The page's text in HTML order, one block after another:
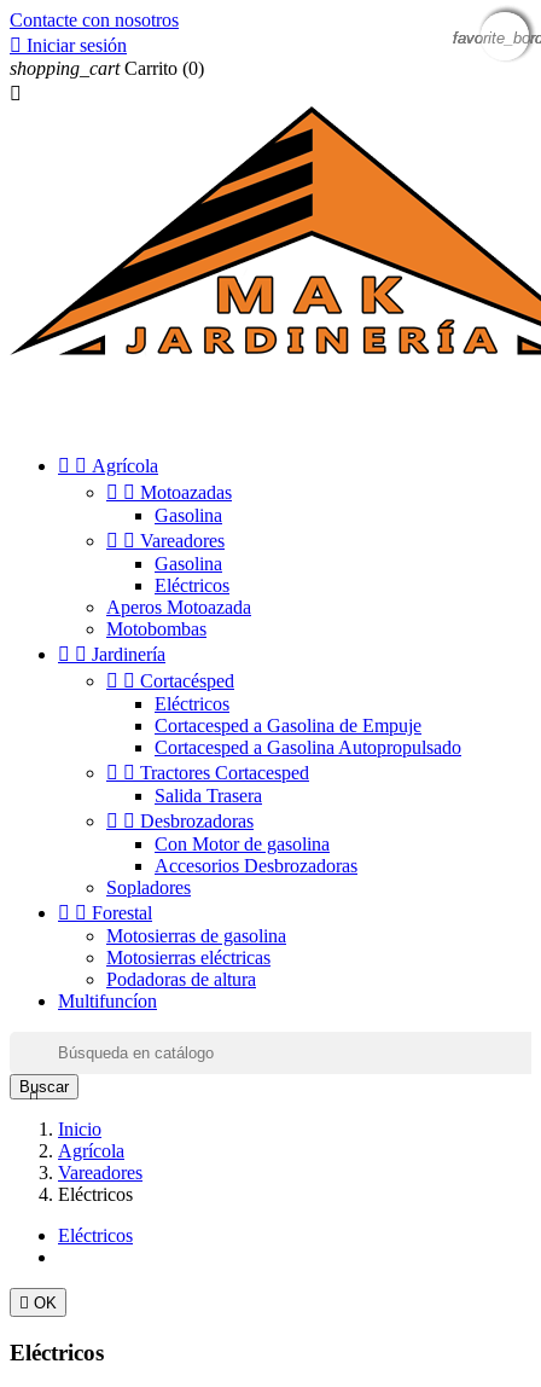
Contacte con nosotros
 Iniciar sesión
shopping_cart Carrito (0)

  Agrícola
  Motoazadas
Gasolina
  Vareadores
Gasolina
Eléctricos
Aperos Motoazada
Motobombas
  Jardinería
  Cortacésped
Eléctricos
Cortacesped a Gasolina de Empuje
Cortacesped a Gasolina Autopropulsado
  Tractores Cortacesped
Salida Trasera
  Desbrozadoras
Con Motor de gasolina
Accesorios Desbrozadoras
Sopladores
  Forestal
Motosierras de gasolina
Motosierras eléctricas
Podadoras de altura
Multifuncíon

Buscar
Inicio
Agrícola
Vareadores
Eléctricos
Eléctricos
 OK
Eléctricos